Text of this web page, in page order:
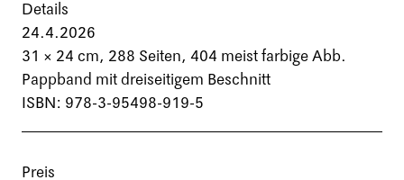
Details
24.4.2026
31 × 24 cm, 288 Seiten, 404 meist farbige Abb.
Pappband mit dreiseitigem Beschnitt
ISBN: 978-3-95498-919-5
Preis